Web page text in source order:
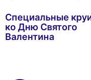
Специальные
ко Дню Святого
Валентина